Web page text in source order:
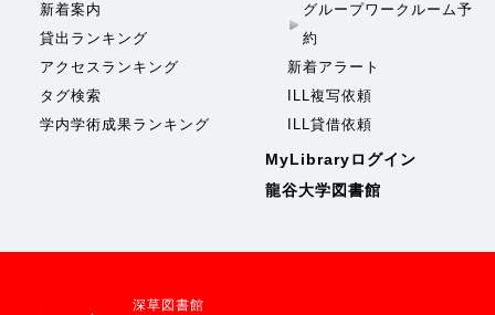
新着案内
貸出ランキング
アクセスランキング
タグ検索
学内学術成果ランキング
グループワークルーム予
約
新着アラート
ILL複写依頼
ILL貸借依頼
MyLibraryログイン
龍谷大学図書館
深草図書館